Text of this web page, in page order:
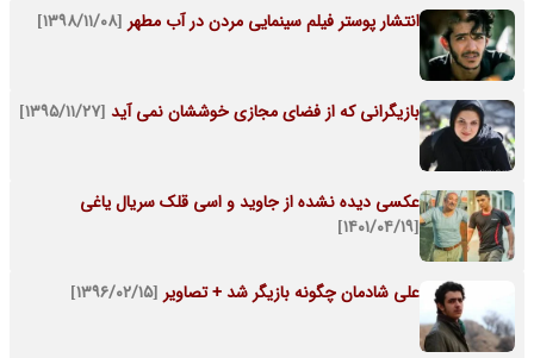
انتشار پوستر فیلم سینمایی مردن در آب مطهر [۱۳۹۸/۱۱/۰۸]
بازیگرانی که از فضای مجازی خوششان نمی آید [۱۳۹۵/۱۱/۲۷]
عکسی دیده نشده از جاوید و اسی قلک سریال یاغی
[۱۴۰۱/۰۴/۱۹]
علی شادمان چگونه بازیگر شد + تصاویر [۱۳۹۶/۰۲/۱۵]